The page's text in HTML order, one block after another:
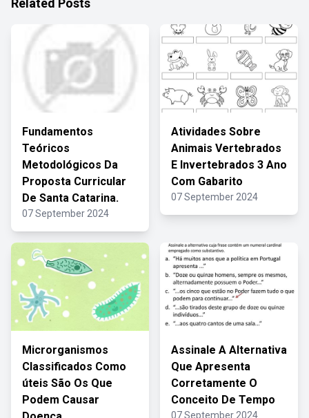
Related Posts
Fundamentos
Teóricos
Metodológicos Da
Proposta Curricular
De Santa Catarina.
07 September 2024
Atividades Sobre
Animais Vertebrados
E Invertebrados 3 Ano
Com Gabarito
07 September 2024
Microrganismos
Classificados Como
úteis São Os Que
Podem Causar
Assinale A Alternativa
Que Apresenta
Corretamente O
Conceito De Tempo
07 September 2024